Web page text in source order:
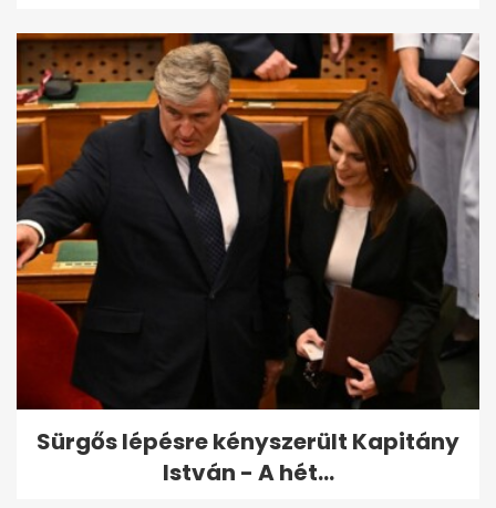
Sürgős lépésre kényszerült Kapitány
István - A hét...